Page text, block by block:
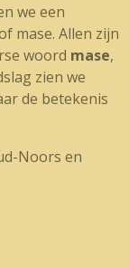
we een
mase. Allen zijn
woord mase,
zien we
de betekenis
Noors en